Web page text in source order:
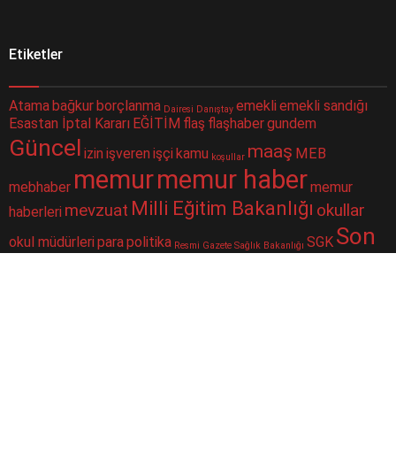
Etiketler
Atamabağkurborçlanma Dairesi Danıştay emekliemekli sandığı
Esastan İptal Kararı EĞİTİM flaş flaşhabergundem
Güncel izin işveren işçikamu koşullar maaş MEB
mebhaber memurmemur habermemur
haberleri mevzuat Milli Eğitim Bakanlığı okullar
okul müdürleriparapolitika Resmi Gazete Sağlık Bakanlığı SGK Son